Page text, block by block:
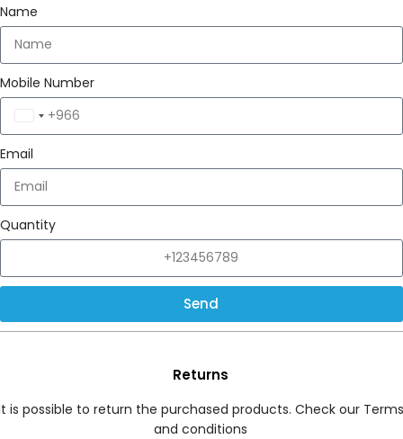
Name
Mobile Number
Saudi
Arabia
+966
Email
Quantity
Send
Returns
is possible to return the purchased products. Check our Terms
and conditions